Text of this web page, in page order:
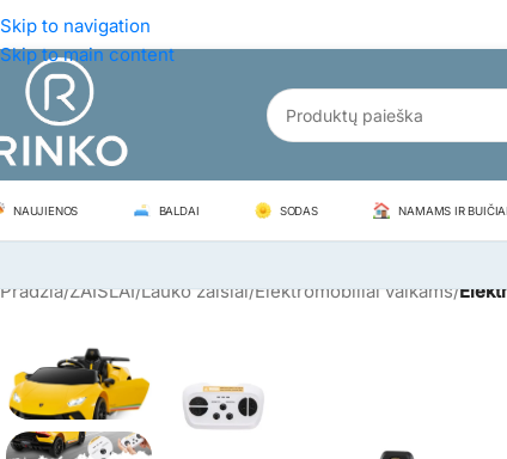
Skip to navigation
Skip to main content
NAUJIENOS BALDAI SODAS NAMAMS IR BUIČIAI
Pradžia/ŽAISLAI/Lauko žaislai/Elektromobiliai vaikams/